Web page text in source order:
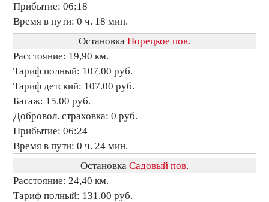
Прибытие: 06:18
Время в пути: 0 ч. 18 мин.
Остановка Порецкое пов.
Расстояние: 19,90 км.
Тариф полный: 107.00 руб.
Тариф детский: 107.00 руб.
Багаж: 15.00 руб.
Добровол. страховка: 0 руб.
Прибытие: 06:24
Время в пути: 0 ч. 24 мин.
Остановка Садовый пов.
Расстояние: 24,40 км.
Тариф полный: 131.00 руб.